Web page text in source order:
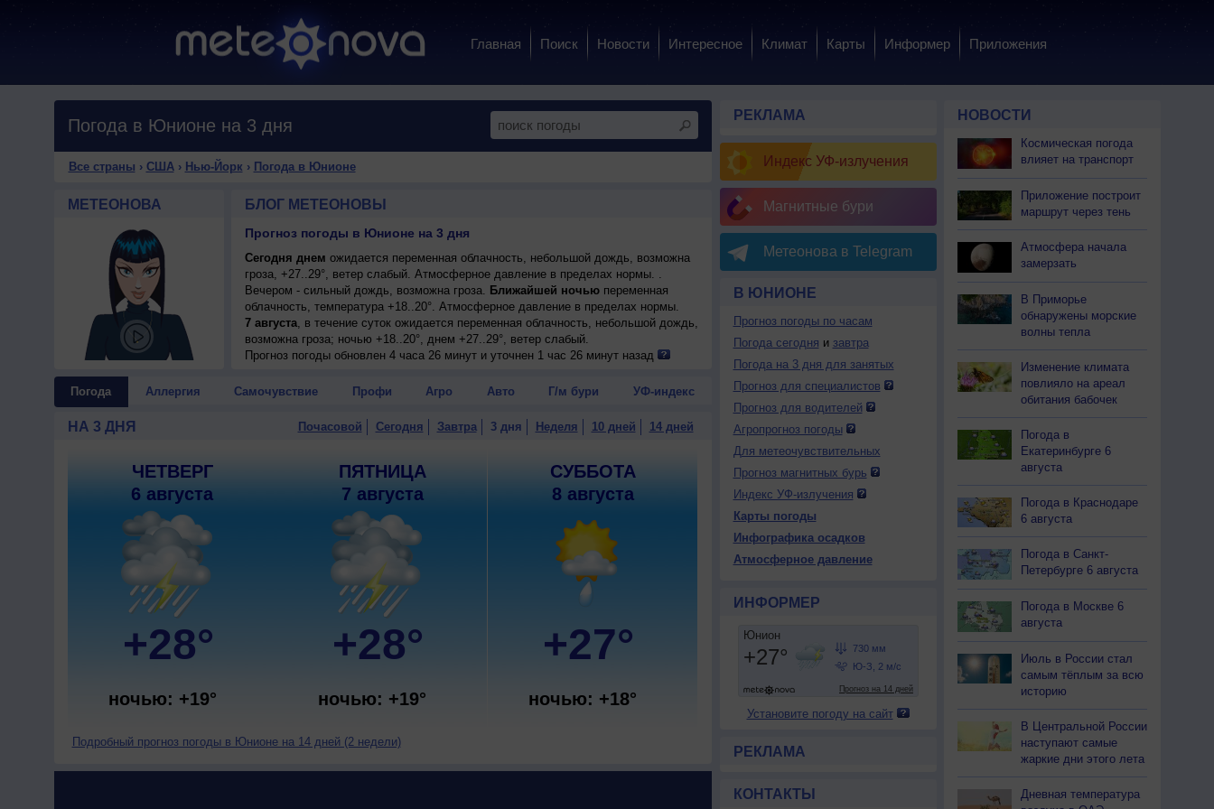
Главная Поиск Новости Интересное Климат Карты Информер Приложения
Погода в Юнионе на 3 дня
Все страны › США› Нью-Йорк › Погода в Юнионе
МЕТЕОНОВА БЛОГ МЕТЕОНОВЫ
Прогноз погоды в Юнионе на 3 дня
Сегодня днем ожидается переменная облачность, небольшой дождь, возможна
гроза, +27..29°, ветер слабый. Атмосферное давление в пределах нормы. .
Вечером - сильный дождь, возможна гроза. Ближайшей ночьюпеременная
облачность, температура +18..20°. Атмосферное давление в пределах нормы.
7 августа, в течение суток ожидается переменная облачность, небольшой дождь,
возможна гроза; ночью +18..20°, днем +27..29°, ветер слабый.
Прогноз погоды обновлен 4 часа 26 минут и уточнен 1 час 26 минут назад
Погода Аллергия Самочувствие Профи Агро Авто Г/м бури УФ-индекс
НА 3 ДНЯ Почасовой Сегодня Завтра 3 дня Неделя 10 дней 14 дней
ЧЕТВЕРГ
6 августа
+28°
ночью: +19°
ПЯТНИЦА
7 августа
+28°
ночью: +19°
СУББОТА
8 августа
+27°
ночью: +18°
Подробный прогноз погоды в Юнионе на 14 дней (2 недели)
РЕКЛАМА
Индекс УФ-излучения
Магнитные бури
Метеонова в Telegram
В ЮНИОНЕ
Прогноз погоды по часам
Погода сегодня и завтра
Погода на 3 дня для занятых
Прогноз для специалистов
Прогноз для водителей
Агропрогноз погоды
Для метеочувствительных
Прогноз магнитных бурь
Индекс УФ-излучения
Карты погоды
Инфографика осадков
Атмосферное давление
ИНФОРМЕР
Установите погоду на сайт
РЕКЛАМА
КОНТАКТЫ
НОВОСТИ
Космическая погода
влияет на транспорт
Приложение построит
маршрут через тень
Атмосфера начала
замерзать
В Приморье
обнаружены морские
волны тепла
Изменение климата
повлияло на ареал
обитания бабочек
Погода в
Екатеринбурге 6
августа
Погода в Краснодаре
6 августа
Погода в Санкт-
Петербурге 6 августа
Погода в Москве 6
августа
Июль в России стал
самым тёплым за всю
историю
В Центральной России
наступают самые
жаркие дни этого лета
Дневная температура